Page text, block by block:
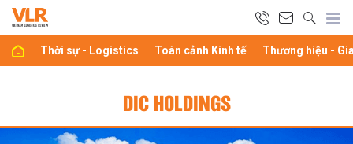
Thời sự - Logistics Toàn cảnh Kinh tế Thương hiệu -
DIC HOLDINGS